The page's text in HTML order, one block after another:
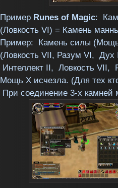
Пример Runes of Magic:
(Ловкость VI) = Камень
Пример: Камень силы
(Ловкость VII, Разум VI, Дух
Интеллект II, Ловкость VII,
Мощь X исчезла. (Для тех
При соединение 3-х